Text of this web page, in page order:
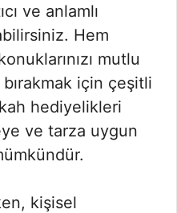
ve anlamlı
Hem
mutlu
için çeşitli
hediyelikleri
ve tarza uygun
kişisel